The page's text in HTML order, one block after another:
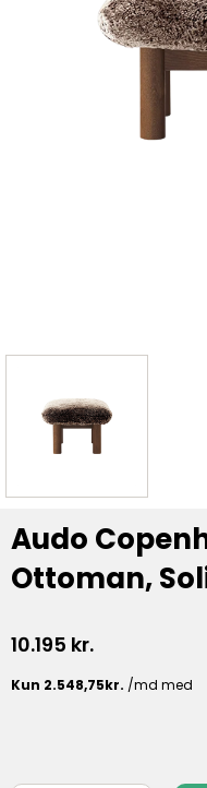
Audo
Ottoman,
10.195 kr.